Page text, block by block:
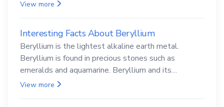
View more
Interesting Facts About Beryllium
Beryllium is the lightest alkaline earth metal.
Beryllium is found in precious stones such as
emeralds and aquamarine. Beryllium and its
compounds are both carcinogenic.
View more